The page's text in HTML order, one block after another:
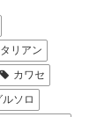
リアン
カワセ
ルソロ